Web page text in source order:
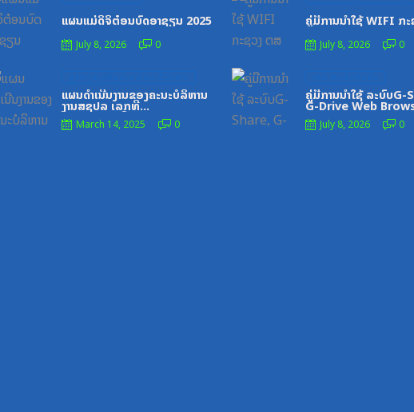
ແຜນແມ່ດິຈິຕ໋ອນບົດອາຊຽນ 2025
July 8, 2026 0
ແຜນດຳເນີນງານຂອງຄະນະບໍລິຫານ
ງານສຊປລ ເລກທີ
325_ລຂ,ວັນທີ2_7_21
on
March 14, 2025 0
ຄູ່ມືການນຳໃຊ້ WIFI ກ
July 8, 2026 0
ຄູ່ມືການນຳໃຊ້ ລະບົບG-
G-Drive Web
on
July 8, 2026 0